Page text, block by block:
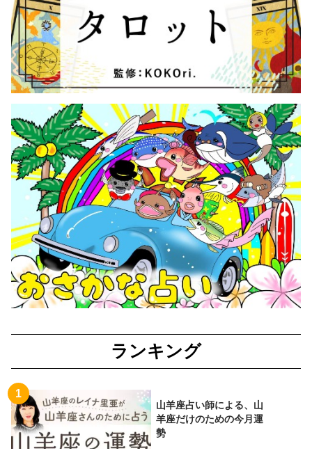
ランキング
山羊座占い師による、山
羊座だけのための今月運
勢